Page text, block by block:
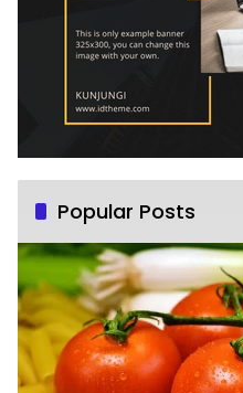
Popular Posts